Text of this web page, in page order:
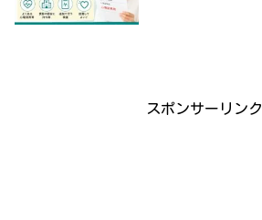
スポンサーリンク